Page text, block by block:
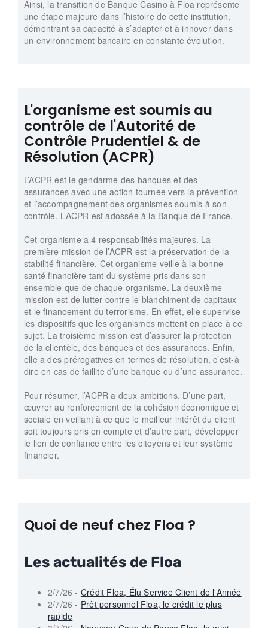
Ainsi, la transition de Banque Casino à Floa représente
une étape majeure dans l’histoire de cette institution,
démontrant sa capacité à s’adapter et à innover dans
un environnement bancaire en constante évolution.
L'organisme est soumis au
contrôle de l'Autorité de
Contrôle Prudentiel & de
Résolution (ACPR)
L’ACPR est le gendarme des banques et des
assurances avec une action tournée vers la prévention
et l’accompagnement des organismes soumis à son
contrôle. L’ACPR est adossée à la Banque de France.
Cet organisme a 4 responsabilités majeures. La
première mission de l’ACPR est la préservation de la
stabilité financière. Cet organisme veille à la bonne
santé financière tant du système pris dans son
ensemble que de chaque organisme. La deuxième
mission est de lutter contre le blanchiment de capitaux
et le financement du terrorisme. En effet, elle supervise
les dispositifs que les organismes mettent en place à ce
sujet. La troisième mission est d’assurer la protection
de la clientèle, des banques et des assurances. Enfin,
elle a des prérogatives en termes de résolution, c’est-à
dire en cas de faillite d’une banque ou d’une assurance.
Pour résumer, l’ACPR a deux ambitions. D’une part,
œuvrer au renforcement de la cohésion économique et
sociale en veillant à ce que le meilleur intérêt du client
soit toujours pris en compte et d’autre part, développer
le lien de confiance entre les citoyens et leur système
financier.
Quoi de neuf chez Floa ?
Les actualités de Floa
2/7/26 - Crédit Floa, Élu Service Client de l'Année
2/7/26 - Prêt personnel Floa, le crédit le plus
rapide